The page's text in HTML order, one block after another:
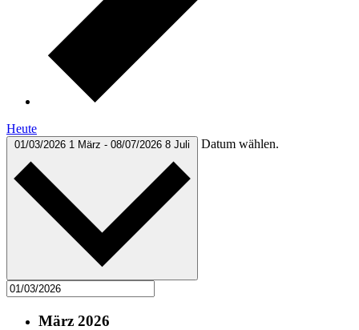
Heute
01/03/2026 1 März - 08/07/2026 8 Juli Datum wählen.
März 2026